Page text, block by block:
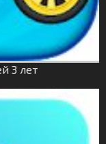
3 лет